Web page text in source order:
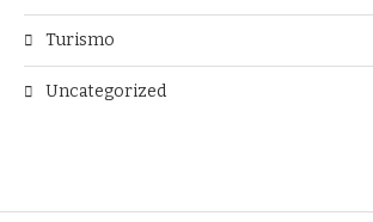
Turismo
Uncategorized